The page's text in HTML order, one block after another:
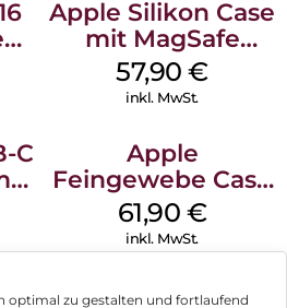
optimal zu gestalten und fortlaufend
Apple Silikon Case
mit MagSafe
iPhone 14 Pro
(PRODUCT)RED
57,90€
inkl. MwSt.
C
Apple
Feingewebe Case
iPhone 15 Pro
MagSafe Schwarz
61,90 €
inkl. MwSt.